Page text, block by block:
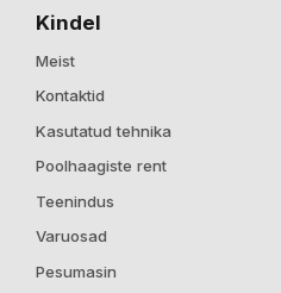
Kindel
Meist
Kontaktid
Kasutatud tehnika
Poolhaagiste rent
Teenindus
Varuosad
Pesumasin